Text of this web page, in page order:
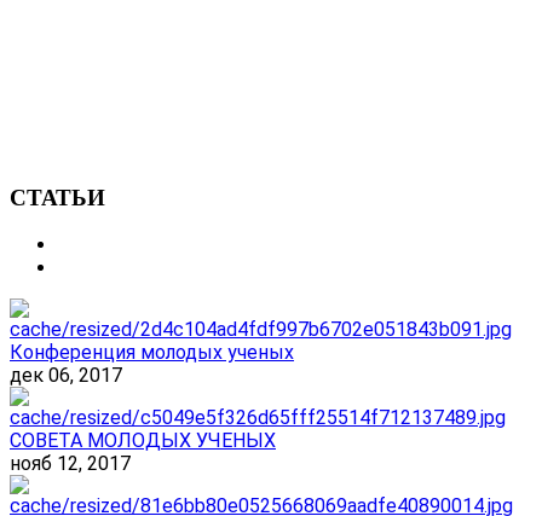
СТАТЬИ
Конференция молодых ученых
дек 06, 2017
СОВЕТА МОЛОДЫХ УЧЕНЫХ
нояб 12, 2017